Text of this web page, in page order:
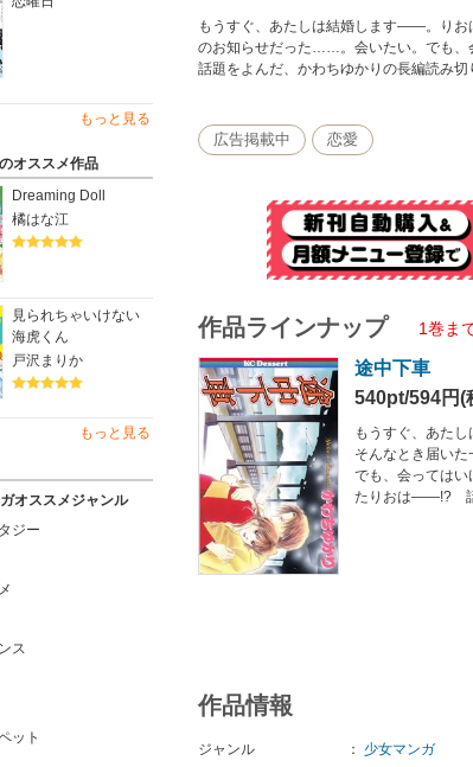
もっと見る
オススメ作品
Dreaming Doll
橘はな江
見られちゃいけない
海虎くん
戸沢まりか
もっと見る
オススメジャンル
ジー
ス
ット
もうすぐ、あたしは結婚します――。りお
のお知らせだった……。会いたい。でも
話題をよんだ、かわちゆかりの長編読み切
広告掲載中 恋愛
作品ラインナップ 1巻ま
途中下車
540pt/594円(
もうすぐ、あた
そんなとき届い
でも、会ってはい
たりおは――!? 話
作品情報
ジャンル ：
少女マンガ